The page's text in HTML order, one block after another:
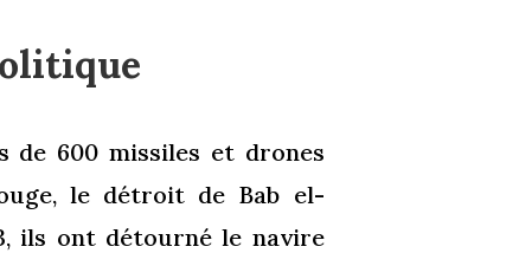
de 600 missiles et drones
le détroit de Bab el-
ils ont détourné le navire